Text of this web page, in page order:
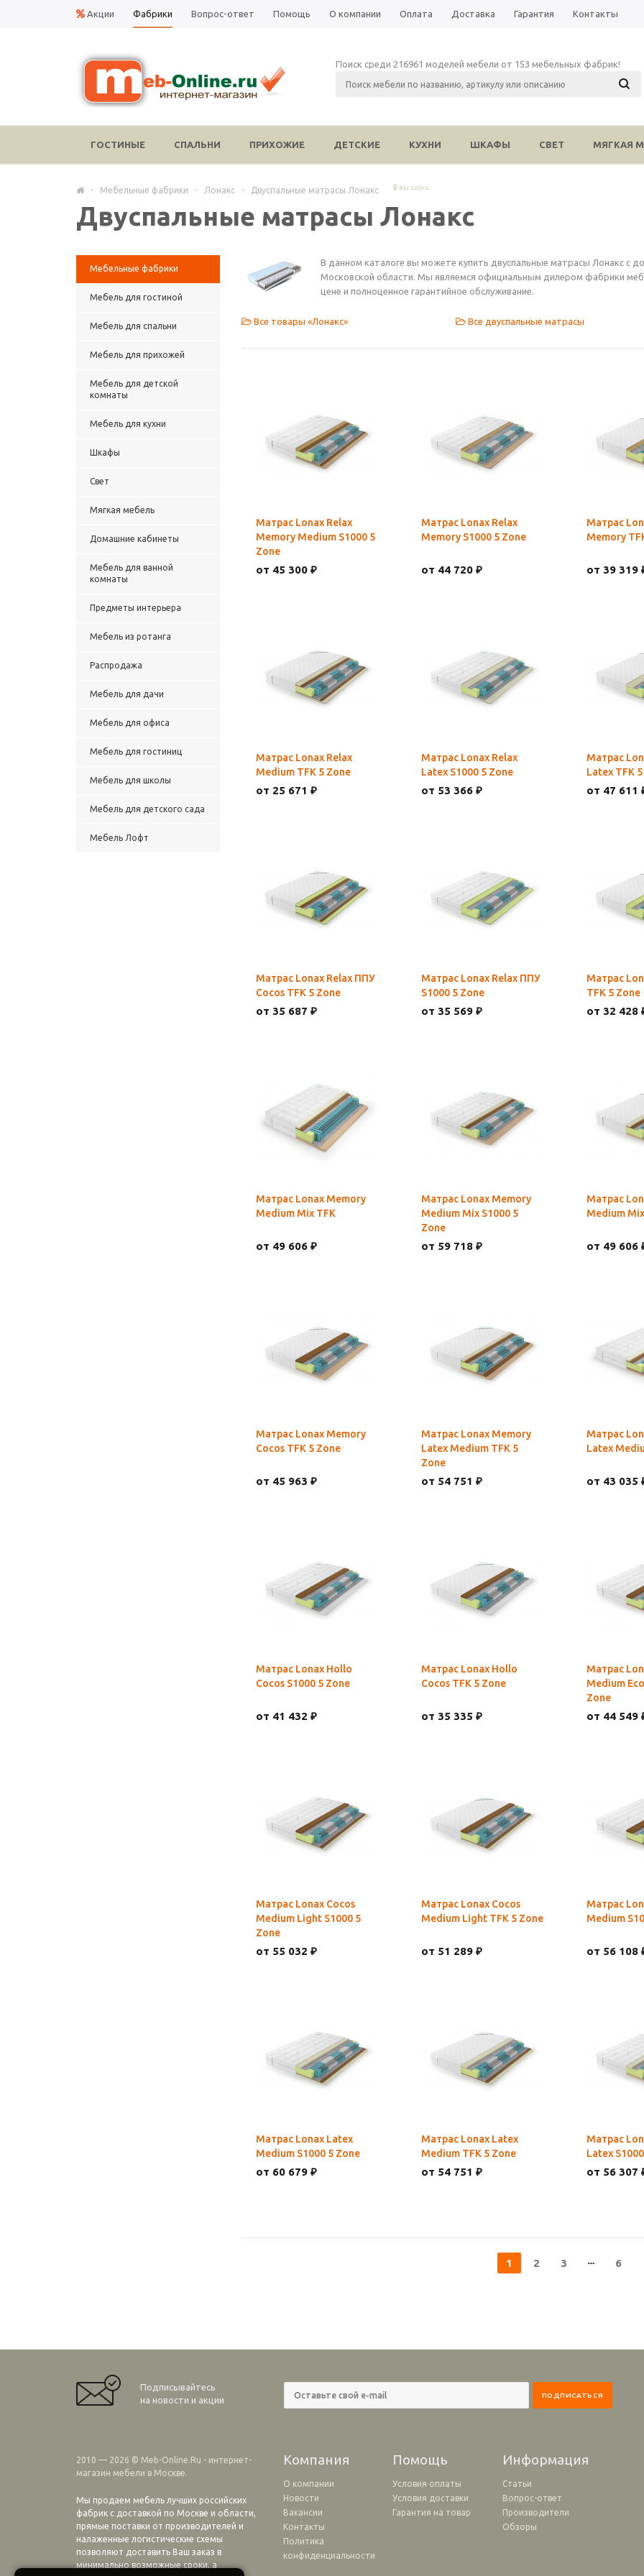
Акции Фабрики Вопрос-ответ Помощь О компании Оплата Доставка Гарантия Контакты
Поиск среди 216961 моделей мебели от 153 мебельных фабрик!
ГОСТИНЫЕ СПАЛЬНИ ПРИХОЖИЕ ДЕТСКИЕ КУХНИ ШКАФЫ СВЕТ МЯГКАЯ
- Мебельные фабрики - Лонакс - Двуспальные матрасы Лонакс вы здесь
Двуспальные матрасы Лонакс
Мебельные фабрики
Мебель для гостиной
Мебель для спальни
Мебель для прихожей
Мебель для детской
комнаты
Мебель для кухни
Шкафы
Свет
Мягкая мебель
Домашние кабинеты
Мебель для ванной
комнаты
Предметы интерьера
Мебель из ротанга
Распродажа
Мебель для дачи
Мебель для офиса
Мебель для гостиниц
Мебель для школы
Мебель для детского сада
Мебель Лофт
В данном каталоге вы можете купить двуспальные матрасы Лонакс с
Московской области. Мы являемся официальным дилером фабрики
цене и полноценное гарантийное обслуживание.
Все товары «Лонакс» Все двуспальные матрасы
Матрас Lonax Relax
Memory Medium S1000 5
Zone
от 45 300 ₽
Матрас Lonax Relax
Memory S1000 5 Zone
от 44 720 ₽
Матрас
Memory
от 39 319
Матрас Lonax Relax
Medium TFK 5 Zone
от 25 671 ₽
Матрас Lonax Relax
Latex S1000 5 Zone
от 53 366 ₽
Матрас
Latex TFK
от 47 611
Матрас Lonax Relax ППУ
Cocos TFK 5 Zone
от 35 687 ₽
Матрас Lonax Relax ППУ
S1000 5 Zone
от 35 569 ₽
Матрас
TFK 5 Zone
от 32 428
Матрас Lonax Memory
Medium Mix TFK
от 49 606 ₽
Матрас Lonax Memory
Medium Mix S1000 5
Zone
от 59 718 ₽
Матрас
Medium
от 49 606
Матрас Lonax Memory
Cocos TFK 5 Zone
от 45 963 ₽
Матрас Lonax Memory
Latex Medium TFK 5
Zone
от 54 751 ₽
Матрас
Latex
от 43 035
Матрас Lonax Hollo
Cocos S1000 5 Zone
от 41 432 ₽
Матрас Lonax Hollo
Cocos TFK 5 Zone
от 35 335 ₽
Матрас
Medium
Zone
от 44 549
Матрас Lonax Cocos
Medium Light S1000 5
Zone
от 55 032 ₽
Матрас Lonax Cocos
Medium Light TFK 5 Zone
от 51 289 ₽
Матрас
Medium
от 56 108
Матрас Lonax Latex
Medium S1000 5 Zone
от 60 679 ₽
Матрас Lonax Latex
Medium TFK 5 Zone
от 54 751 ₽
Матрас
Latex
от 56 307
1 2 3 6
Подписывайтесь
на новости и акции
2010 — 2026 © Meb-Online.Ru - интернет-
магазин мебели в Москве.
Мы продаем мебель лучших российских
фабрик с доставкой по Москве и области,
прямые поставки от производителей и
налаженные логистические схемы
позволяют доставить Ваш заказ в
минимально возможные сроки, а
Компания Помощь Информация
О компании
Новости
Вакансии
Контакты
Политика
конфиденциальности
Условия оплаты
Условия доставки
Гарантия на товар
Статьи
Вопрос-ответ
Производители
Обзоры